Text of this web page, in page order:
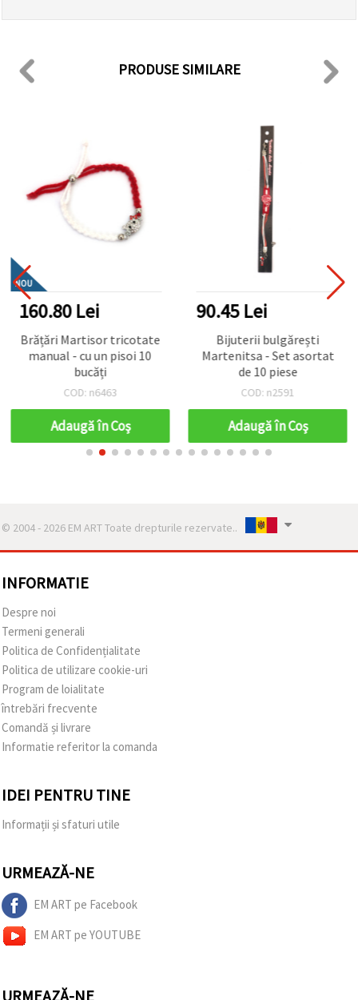
PRODUSE SIMILARE
NOU
160.80 Lei
Brățări Martisor tricotate
manual - cu un pisoi 10
bucăți
COD: n6463
Adaugă în Coş
90.45 Lei
Bijuterii bulgărești
Martenitsa - Set asortat
de 10 piese
COD: n2591
Adaugă în Coş
© 2004 - 2026 EM ART Toate drepturile rezervate..
INFORMATIE
Despre noi
Termeni generali
Politica de Confidențialitate
Politica de utilizare cookie-uri
Program de loialitate
întrebări frecvente
Comandă și livrare
Informatie referitor la comanda
IDEI PENTRU TINE
Informații și sfaturi utile
URMEAZĂ-NE
EM ART pe Facebook
EM ART pe YOUTUBE
URMEAZĂ-NE